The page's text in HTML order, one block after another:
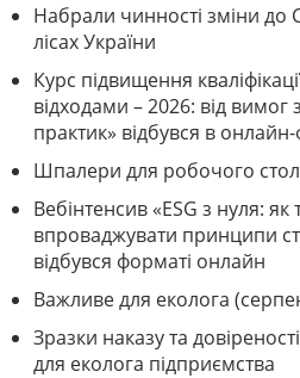
Набрали чинності зміни до
лісах України
Курс підвищення
відходами – 2026: від вимог
практик» відбувся в
Шпалери для робочого
Вебінтенсив «ESG з нуля: як
впроваджувати принципи
відбувся форматі онлайн
Важливе для еколога
Зразки наказу та
для еколога підприємства